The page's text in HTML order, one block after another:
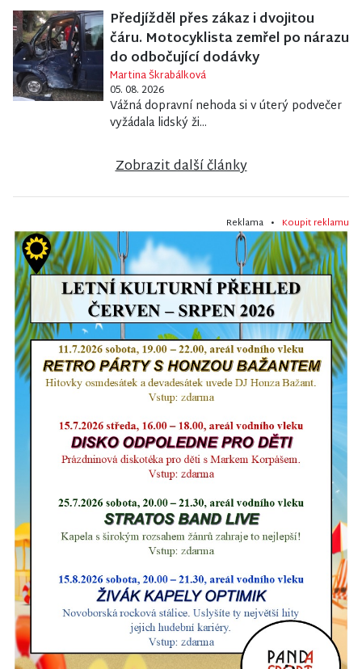
Předjížděl přes zákaz i dvojitou
čáru. Motocyklista zemřel po nárazu
do odbočující dodávky
Martina Škrabálková
05. 08. 2026
Vážná dopravní nehoda si v úterý podvečer
vyžádala lidský ži...
Zobrazit další články
Reklama • Koupit reklamu